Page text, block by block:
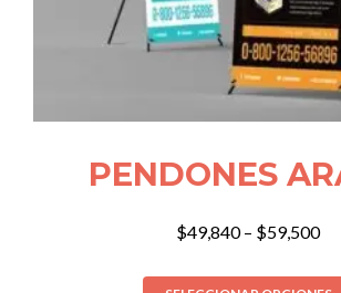
PENDONES
$49,840– $59,500